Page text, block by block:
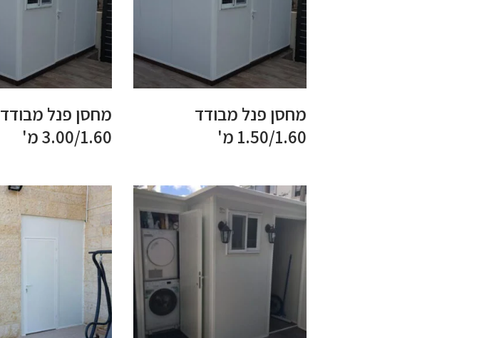
מחסן פנל מבודד
1.50/1.60 מ'
מחסן פנל מבודד
3.00/1.60 מ'